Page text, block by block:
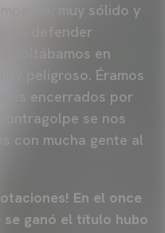
muy sólido y
de defender
soltábamos en
peligroso. Éramos
encerrados por
se nos
con mucha gente al
En el once
se ganó el título hubo